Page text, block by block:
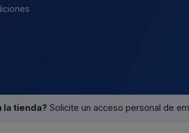
la tienda? Solicite un acceso personal de